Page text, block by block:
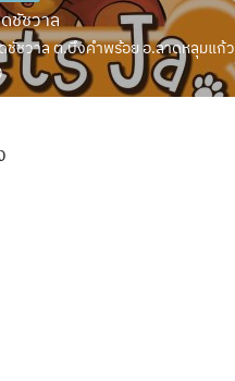
ชัชวาล
ชัชวาล ต.บึงคำพร้อย อ.ลาดหลุมแก้ว